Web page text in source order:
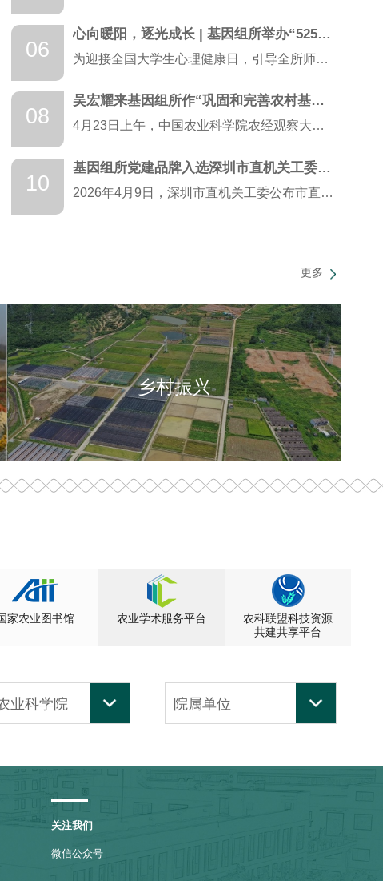
06
心向暖阳，逐光成长 | 基因组所举办“525”心理健康节系列活动
为迎接全国大学生心理健康日，引导全所师生关注自我心灵、学会情绪调适、释放科研与生活压力，5月21日至25日，基因组所（大鹏湾实验室）举办了“5・25”心理健康节系列活动。本次活动以“心向暖阳，逐...
08
吴宏耀来基因组所作“巩固和完善农村基本经营制度”专题报告
4月23日上午，中国农业科学院农经观察大讲堂、树人讲堂第十四讲在基因组所举办，农业农村部原副部长吴宏耀应邀担任主讲嘉宾，作题为“巩固和完善农村基本经营制度”专题报告。基因组所副所长、深圳研究生院...
10
基因组所党建品牌入选深圳市直机关工委系统“一机关一品牌”优秀案例
更多
乡村振兴
家农业图书馆 农业学术服务平台
农科联盟科技资源
共建共享平台
业科学院 院属单位
关注我们
微信公众号